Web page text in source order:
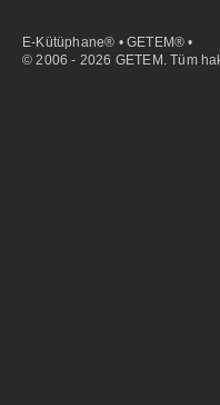
E-Kütüphane® • GETEM® •
© 2006 - 2026 GETEM. Tüm